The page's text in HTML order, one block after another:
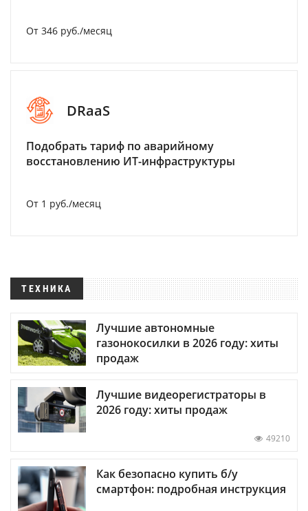
От 346 руб./месяц
DRaaS
Подобрать тариф по аварийному
восстановлению ИТ-инфраструктуры
От 1 руб./месяц
ТЕХНИКА
Лучшие автономные
газонокосилки в 2026 году: хиты
продаж
Лучшие видеорегистраторы в
2026 году: хиты продаж
49210
Как безопасно купить б/у
смартфон: подробная инструкция